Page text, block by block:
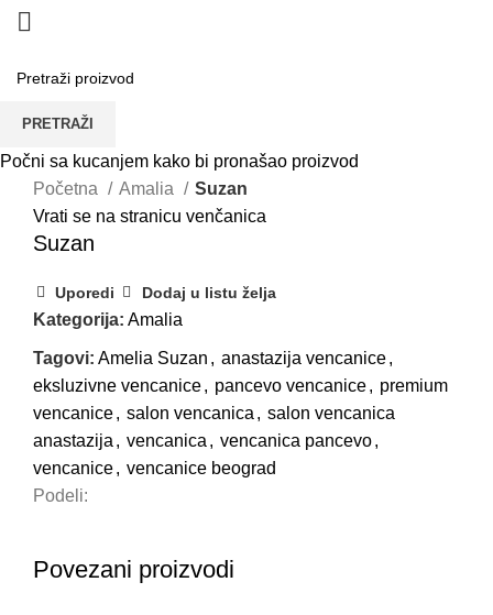
Click to enlarge
Početna
Amalia
Suzan
Vrati se na stranicu venčanica
Suzan
Uporedi Dodaj u listu želja
Kategorija: Amalia
Tagovi: Amelia Suzan , anastazija vencanice,
eksluzivne vencanice, pancevo vencanice, premium
vencanice, salon vencanica , salon vencanica
anastazija , vencanica , vencanica pancevo,
vencanice, vencanice beograd
Podeli:
Povezani proizvodi
PRETRAŽI
Počni sa kucanjem kako bi pronašao proizvod